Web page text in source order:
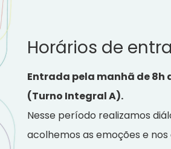
Horários de
Entrada pela manhã de 8h
(Turno Integral A).
Nesse período realizamos
acolhemos as emoções e